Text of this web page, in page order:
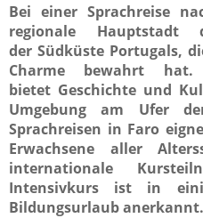
Bei einer Sprachreise
regionale Hauptstadt
der Südküste Portugals,
Charme bewahrt
bietet Geschichte und
Umgebung am Ufer
Sprachreisen in Faro
Erwachsene aller
internationale
Intensivkurs ist in
Bildungsurlaub anerkannt.